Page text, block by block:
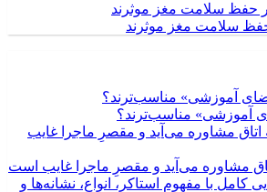
سلامت مغز موثرند
آموزشی» مناسب‌ترند؟
مشاوره می‌آید و مقصرِ ماجرا غایب است